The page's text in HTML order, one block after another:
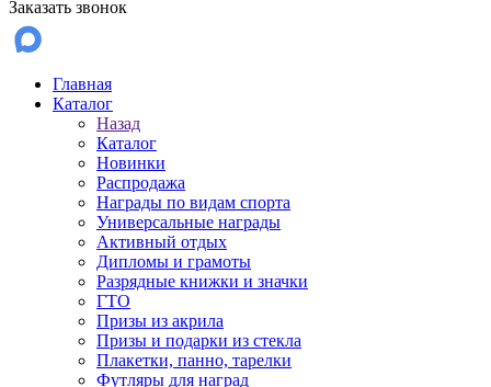
Заказать звонок
Главная
Каталог
Назад
Каталог
Новинки
Распродажа
Награды по видам спорта
Универсальные награды
Активный отдых
Дипломы и грамоты
Разрядные книжки и значки
ГТО
Призы из акрила
Призы и подарки из стекла
Плакетки, панно, тарелки
Футляры для наград